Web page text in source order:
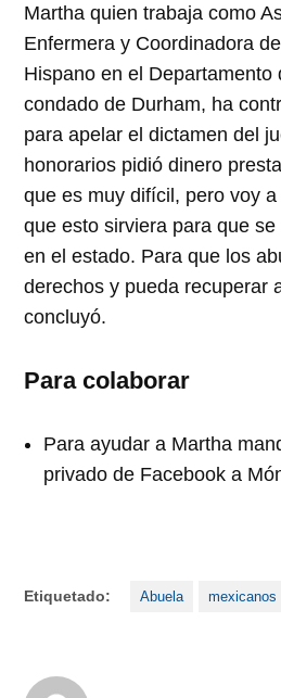
Martha quien trabaja como
Enfermera y Coordinadora
Hispano en el Departamento
condado de Durham, ha
para apelar el dictamen del
honorarios pidió dinero
que es muy difícil, pero voy
que esto sirviera para que
en el estado. Para que los
derechos y pueda recuperar
concluyó.
Para colaborar
Para ayudar a Martha
privado de Facebook a
Etiquetado: Abuela mexicanos